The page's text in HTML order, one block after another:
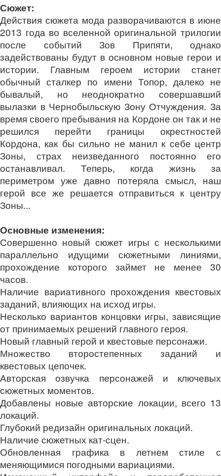
Сюжет:
Действия сюжета мода разворачиваются в июне
2013 года во вселенной оригинальной трилогии
после событий Зов Припяти, однако
задействованы будут в основном новые герои и
истории. Главным героем истории станет
обычный сталкер по имени Топор, далеко не
бывалый, но неоднократно совершавший
вылазки в Чернобыльскую Зону Отчуждения. За
время своего пребывания на Кордоне он так и не
решился перейти границы окрестностей
Кордона, как бы сильно не манил к себе центр
Зоны, страх неизведанного постоянно его
останавливал. Теперь, когда жизнь за
периметром уже давно потеряла смысл, наш
герой все же решается отправиться к центру
Зоны...
Основные изменения:
Совершенно новый сюжет игры с несколькими
параллельно идущими сюжетными линиями,
прохождение которого займет не менее 30
часов.
Наличие вариативного прохождения квестовых
заданий, влияющих на исход игры.
Несколько вариантов концовки игры, зависящие
от принимаемых решений главного героя.
Новый главный герой и квестовые персонажи.
Множество второстепенных заданий и
квестовых цепочек.
Авторская озвучка персонажей и ключевых
сюжетных моментов.
Добавлены новые авторские локации, всего 13
локаций.
Глубокий редизайн оригинальных локаций.
Наличие сюжетных кат-сцен.
Обновленная графика в летнем стиле с
меняющимися погодными вариациями.